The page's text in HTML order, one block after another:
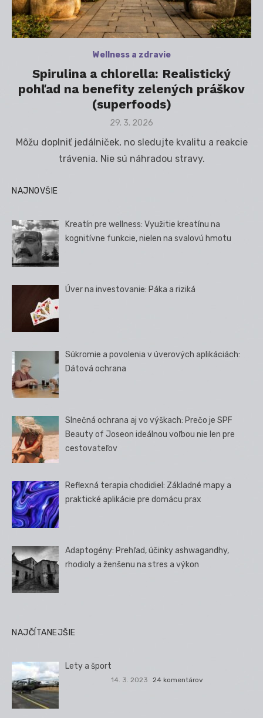
Wellness a zdravie
Spirulina a chlorella: Realistický
pohľad na benefity zelených práškov
(superfoods)
Posted
29. 3. 2026
Môžu doplniť jedálniček, no sledujte kvalitu a reakcie
trávenia. Nie sú náhradou stravy.
NAJNOVŠIE
Kreatín pre wellness: Využitie kreatínu na
kognitívne funkcie, nielen na svalovú hmotu
Úver na investovanie: Páka a riziká
Súkromie a povolenia v úverových aplikáciách:
Dátová ochrana
Slnečná ochrana aj vo výškach: Prečo je SPF
Beauty of Joseon ideálnou voľbou nie len pre
cestovateľov
Reflexná terapia chodidiel: Základné mapy a
praktické aplikácie pre domácu prax
Adaptogény: Prehľad, účinky ashwagandhy,
rhodioly a ženšenu na stres a výkon
NAJČÍTANEJŠIE
Lety a šport
14. 3. 2023 24 komentárov